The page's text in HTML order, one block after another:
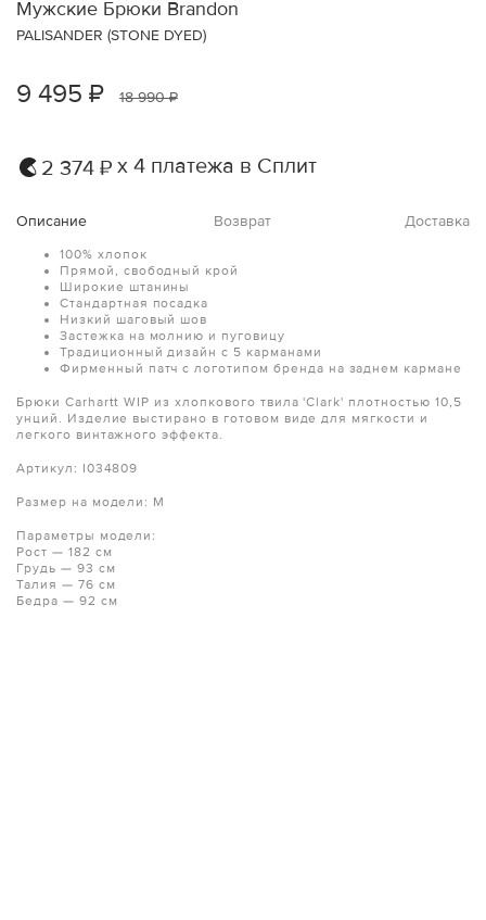
Мужские Брюки Brandon
PALISANDER (STONE DYED)
9 495 ₽ 18 990 ₽
2 374 ₽ х 4 платежа в Сплит
Описание Возврат Доставка
100% хлопок
Прямой, свободный крой
Широкие штанины
Стандартная посадка
Низкий шаговый шов
Застежка на молнию и пуговицу
Традиционный дизайн с 5 карманами
Фирменный патч с логотипом бренда на заднем кармане
Брюки Carhartt WIP из хлопкового твила 'Clark' плотностью 10,5
унций. Изделие выстирано в готовом виде для мягкости и
легкого винтажного эффекта.
Артикул: I034809
Размер на модели: M
Параметры модели:
Рост — 182 см
Грудь — 93 см
Талия — 76 см
Бедра — 92 см